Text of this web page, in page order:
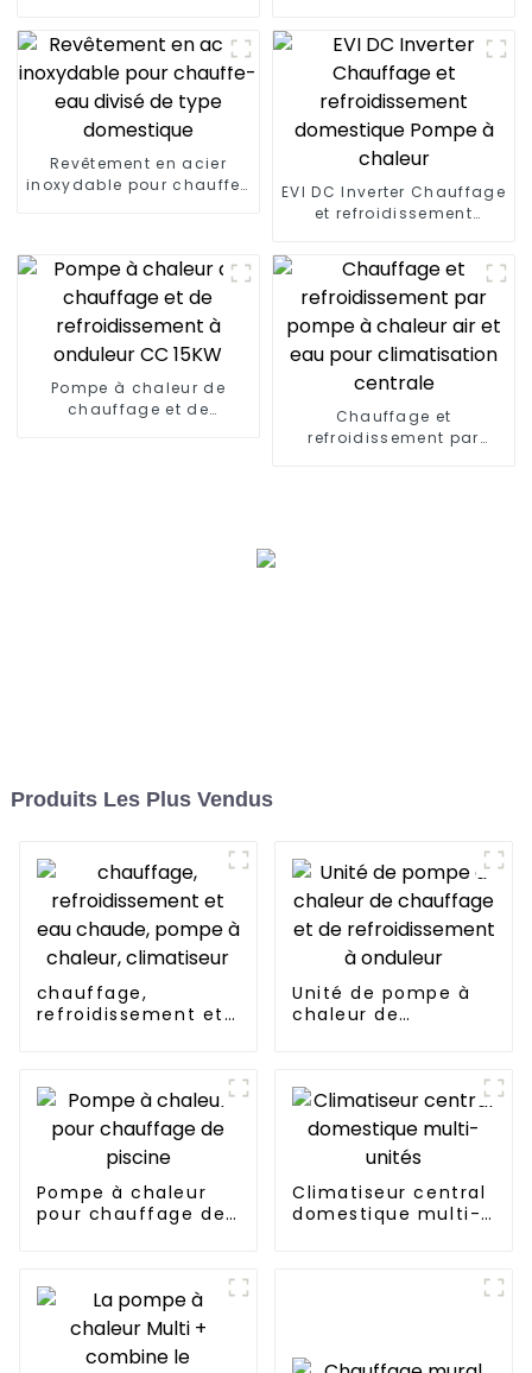
basse température pour
l'eau chaude d'industrie
24 heures sur 24
Revêtement en acier
inoxydable pour chauffe-
EVI DC Inverter Chauffage
et refroidissement
Pompe à chaleur de
chauffage et de
Chauffage et
refroidissement par
Produits Les Plus Vendus
chauffage,
refroidissement et
Unité de pompe à
chaleur de
Pompe à chaleur
pour chauffage de
Climatiseur central
domestique multi-